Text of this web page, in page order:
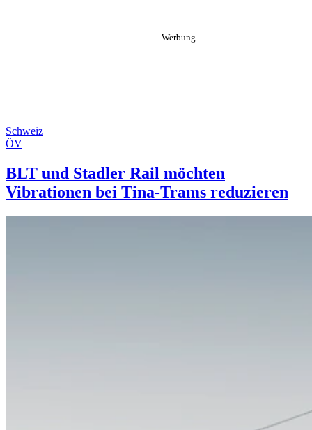
Schweiz
ÖV
BLT und Stadler Rail möchten
Vibrationen bei Tina-Trams reduzieren